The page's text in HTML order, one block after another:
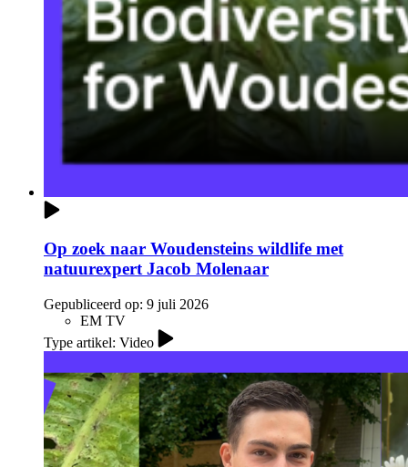
Op zoek naar Woudensteins wildlife met
natuurexpert Jacob Molenaar
Gepubliceerd op: 9 juli 2026
EM TV
Type artikel: Video